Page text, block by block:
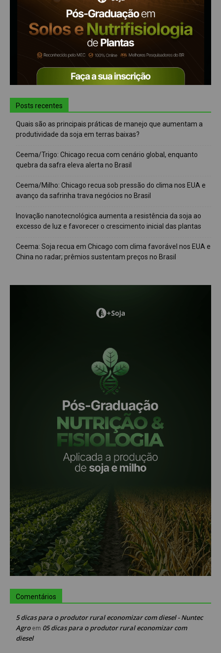
Posts recentes
Quais são as principais práticas de manejo que aumentam a
produtividade da soja em terras baixas?
Ceema/Trigo: Chicago recua com cenário global, enquanto
quebra da safra eleva alerta no Brasil
Ceema/Milho: Chicago recua sob pressão do clima nos EUA e
avanço da safrinha trava negócios no Brasil
Inovação nanotecnológica aumenta a resistência da soja ao
excesso de luz e favorecer o crescimento inicial das plantas
Ceema: Soja recua em Chicago com clima favorável nos EUA e
China no radar; prêmios sustentam preços no Brasil
Comentários
5 dicas para o produtor rural economizar com diesel - Nuntec
Agroem 05 dicas para o produtor rural economizar com
diesel